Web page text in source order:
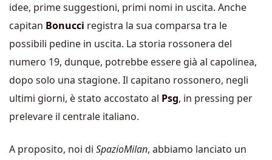
idee, prime suggestioni, primi nomi in uscita. Anche
capitan Bonucci registra la sua comparsa tra le
possibili pedine in uscita. La storia rossonera del
numero 19, dunque, potrebbe essere già al capolinea,
dopo solo una stagione. Il capitano rossonero, negli
ultimi giorni, è stato accostato al Psg, in pressing per
prelevare il centrale italiano.
A proposito, noi di SpazioMilan, abbiamo lanciato un